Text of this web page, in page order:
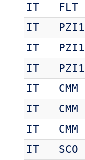
IT
FLT
IT
PZI1
IT
PZI1
IT
PZI1
IT
CMM
IT
CMM
IT
CMM
IT
SCO